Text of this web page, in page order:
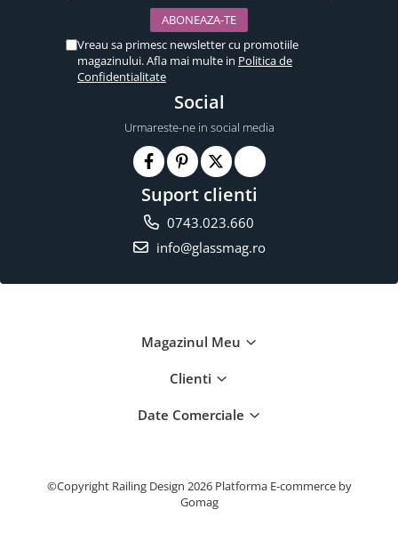
Vreau sa primesc newsletter cu promotiile
magazinului. Afla mai multe in Politica de
Confidentialitate
Social
Urmareste-ne in social media
Suport clienti
0743.023.660
info@glassmag.ro
Magazinul Meu
Clienti
Date Comerciale
©Copyright Railing Design 2026 Platforma E-commerce by
Gomag